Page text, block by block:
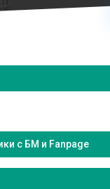
с БМ и Fanpage